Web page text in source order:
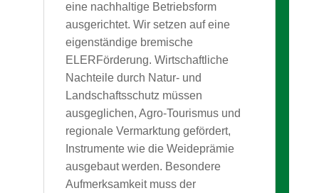
eine nachhaltige Betriebsform
ausgerichtet. Wir setzen auf eine
eigenständige bremische
ELERFörderung. Wirtschaftliche
Nachteile durch Natur- und
Landschaftsschutz müssen
ausgeglichen, Agro-Tourismus und
regionale Vermarktung gefördert,
Instrumente wie die Weideprämie
ausgebaut werden. Besondere
Aufmerksamkeit muss der